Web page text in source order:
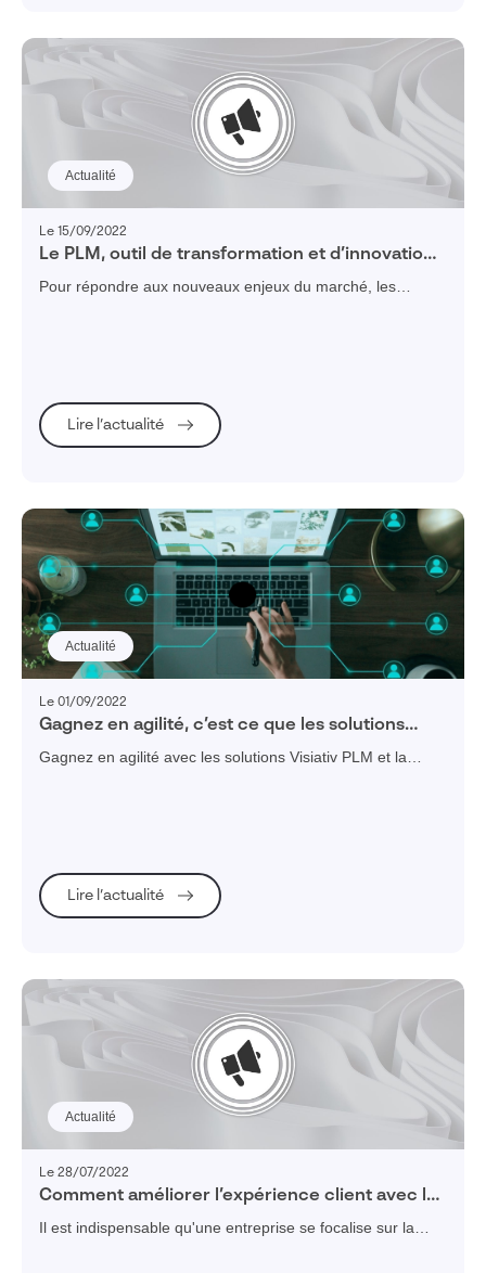
Actualité
Le 15/09/2022
Le PLM, outil de transformation et d’innovation
pour les industries
Pour répondre aux nouveaux enjeux du marché, les
Lire l’actualité
Actualité
Le 01/09/2022
Gagnez en agilité, c’est ce que les solutions
Visiativ PLM vous apportent
Gagnez en agilité avec les solutions Visiativ PLM et la
Lire l’actualité
Actualité
Le 28/07/2022
Comment améliorer l’expérience client avec le
PLM ?
Il est indispensable qu'une entreprise se focalise sur la